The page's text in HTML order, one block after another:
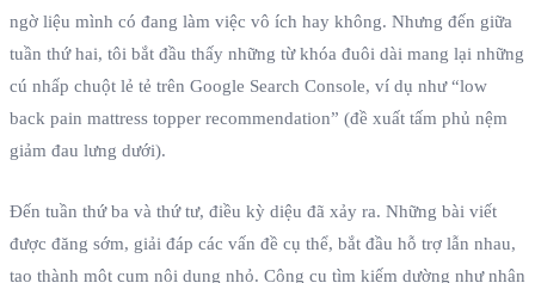
ngờ liệu mình có đang làm việc vô ích hay không. Nhưng đến giữa
tuần thứ hai, tôi bắt đầu thấy những từ khóa đuôi dài mang lại những
cú nhấp chuột lẻ tẻ trên Google Search Console, ví dụ như “low
back pain mattress topper recommendation” (đề xuất tấm phủ nệm
giảm đau lưng dưới).
Đến tuần thứ ba và thứ tư, điều kỳ diệu đã xảy ra. Những bài viết
được đăng sớm, giải đáp các vấn đề cụ thể, bắt đầu hỗ trợ lẫn nhau,
tạo thành một cụm nội dung nhỏ. Công cụ tìm kiếm dường như nhận